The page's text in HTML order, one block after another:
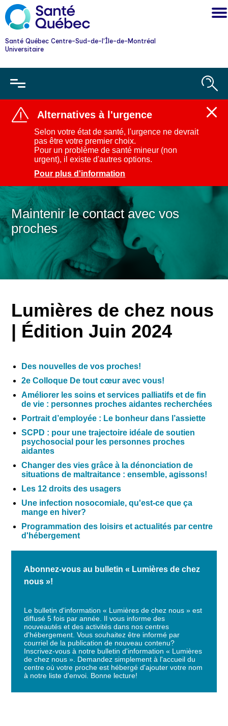
Santé Québec Centre-Sud-de-l'Île-de-Montréal
Universitaire
Alternatives à l'urgence
Selon votre état de santé, l'urgence ne devrait
pas être votre premier choix.
Pour un problème de santé mineur (non
urgent), il existe d'autres options.
Pour plus d'information
Maintenir le contact avec vos
proches
Lumières de chez nous
| Édition Juin 2024
Des nouvelles de vos proches!
2e Colloque De tout cœur avec vous!
Améliorer les soins et services palliatifs et de fin
de vie : personnes proches aidantes recherchées
Portrait d’employée : Le bonheur dans l’assiette
SCPD : pour une trajectoire idéale de soutien
psychosocial pour les personnes proches
aidantes
Changer des vies grâce à la dénonciation de
situations de maltraitance : ensemble, agissons!
Les 12 droits des usagers
Une infection nosocomiale, qu'est-ce que ça
mange en hiver?
Programmation des loisirs et actualités par centre
d'hébergement
Abonnez-vous au bulletin « Lumières de chez
nous »!
Le bulletin d'information « Lumières de chez nous » est
diffusé 5 fois par année. Il vous informe des
nouveautés et des activités dans nos centres
d'hébergement. Vous souhaitez être informé par
courriel de la publication de nouveau contenu?
Inscrivez-vous à notre bulletin d'information « Lumières
de chez nous ». Demandez simplement à l'accueil du
centre où votre proche est hébergé d'ajouter votre nom
à notre liste d'envoi. Bonne lecture!